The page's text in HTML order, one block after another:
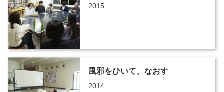
2015
風邪をひいて、なおす
2014